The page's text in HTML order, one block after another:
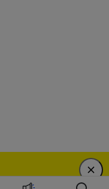
des producteurs et des